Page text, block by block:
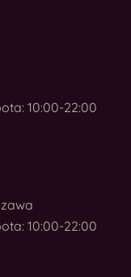
10:00-22:00
10:00-22:00